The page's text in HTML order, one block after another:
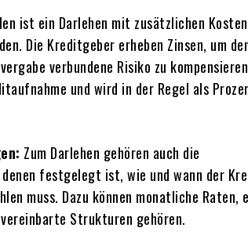
ist ein Darlehen mit zusätzlichen
Die Kreditgeber erheben Zinsen, um
verbundene Risiko zu
und wird in der Regel als
Zum Darlehen gehören auch die
festgelegt ist, wie und wann der
muss. Dazu können monatliche Raten,
Strukturen gehören.